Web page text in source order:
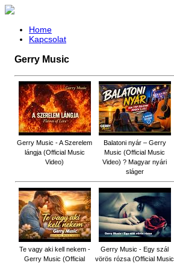
Home
Kapcsolat
Gerry Music
Gerry Music - A Szerelem
lángja (Official Music
Video)
Balatoni nyár – Gerry
Music (Official Music
Video) ? Magyar nyári
sláger
Te vagy aki kell nekem -
Gerry Music (Official
Gerry Music - Egy szál
vörös rózsa (Official Music